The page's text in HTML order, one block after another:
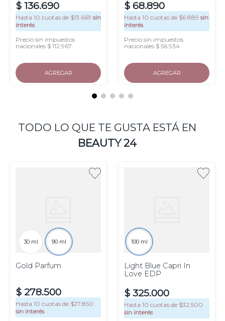
$ 136.690
Hasta 10 cuotas de $13.669 sin
interés
Precio sin impuestos
nacionales $ 112.967
AGREGAR
$ 68.890
Hasta 10 cuotas de $6.889 sin
interés
Precio sin impuestos
nacionales $ 56.934
AGREGAR
TODO LO QUE TE GUSTA ESTÁ EN
BEAUTY 24
30 ml 90 ml
Gold Parfum
$ 278.500
Hasta 10 cuotas de $27.850
sin interés
100 ml
Light Blue Capri In
Love EDP
$ 325.000
Hasta 10 cuotas de $32.500
sin interés